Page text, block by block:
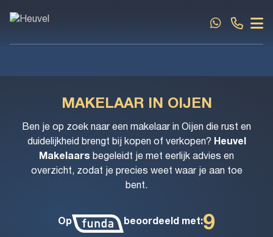
MAKELAAR IN OIJEN
Ben je op zoek naar een makelaar in Oijen die rust en
duidelijkheid brengt bij kopen of verkopen? Heuvel
Makelaars begeleidt je met eerlijk advies en
overzicht, zodat je precies weet waar je aan toe
bent.
Op beoordeeld met:9